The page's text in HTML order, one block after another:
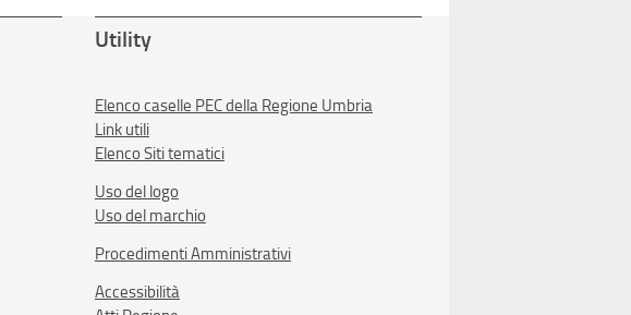
Utility
Elenco caselle PEC della Regione Umbria
Link utili
Elenco Siti tematici
Uso del logo
Uso del marchio
Procedimenti Amministrativi
Accessibilità